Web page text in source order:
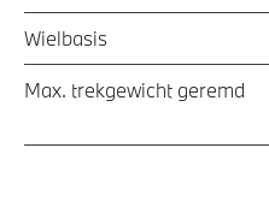
Wielbasis
Max. trekgewicht geremd